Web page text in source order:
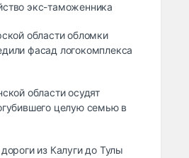
экс-таможенника
области обломки
фасад логокомплекса
области осудят
целую семью в
из Калуги до Тулы